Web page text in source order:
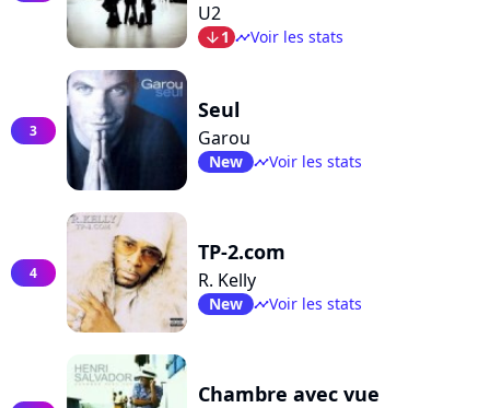
U2
arrow_bot1 timelineVoir les stats
3
Seul
Garou
New timelineVoir les stats
4
TP-2.com
R. Kelly
New timelineVoir les stats
Chambre avec vue